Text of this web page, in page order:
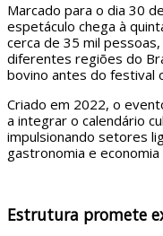
Marcado para o dia 30
espetáculo chega à
cerca de 35 mil
diferentes regiões do
bovino antes do festival
Criado em 2022, o
a integrar o calendário
impulsionando setores
gastronomia e economia
Estrutura promete